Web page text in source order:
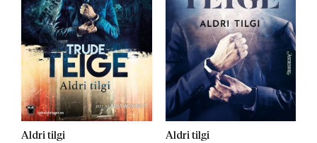
Aldri tilgi Aldri tilgi